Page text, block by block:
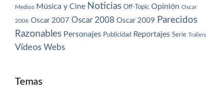
Medios Música y Cine Noticias Off-Topic Opinión Oscar
2006 Oscar 2007 Oscar 2008 Oscar 2009 Parecidos
Razonables Personajes Publicidad Reportajes Serie Trailers
Vídeos Webs
Temas